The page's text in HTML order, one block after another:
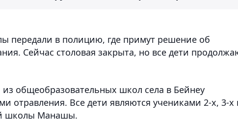
передали в полицию, где примут решение об
Сейчас столовая закрыта, но все дети
из общеобразовательных школ села в Бейнеу
отравления. Все дети являются учениками 2-х, 3-х
школы Манашы.